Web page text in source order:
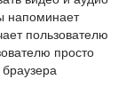
напоминает
пользователю
просто